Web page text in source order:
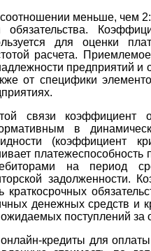
меньше, чем
обязательства.
для оценки
расчета.
предприятий и
от специфики
связи коэффициент
в
(коэффициент
на период
задолженности.
краткосрочных
денежных средств и
ожидаемых поступлений за
кредиты для оплаты